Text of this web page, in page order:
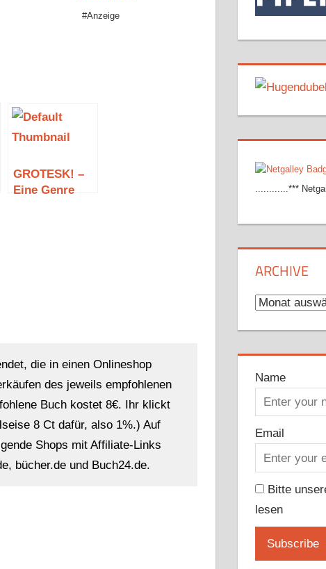
#Anzeige
GROTESK! –
Eine Genre
die in einen Onlineshop
des jeweils empfohlenen
Buch kostet 8€. Ihr klickt
8 Ct dafür, also 1%.) Auf
Shops mit Affiliate-Links
bücher.de und Buch24.de.
............***
ARCHIVE
Archive
Name
Email
Bitte
lesen